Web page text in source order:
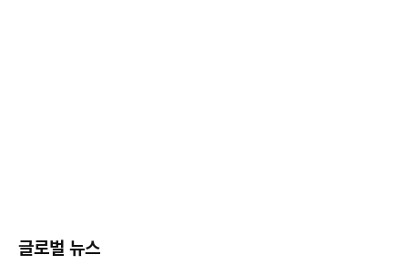
글로벌 뉴스